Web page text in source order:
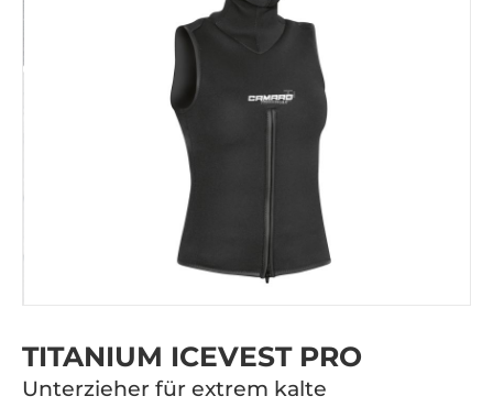
TITANIUM ICEVEST PRO
Unterzieher für extrem kalte